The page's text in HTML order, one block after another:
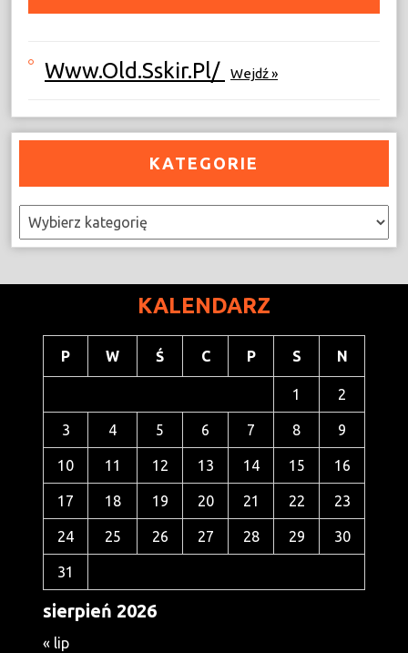
Www.old.sskir.pl/ Wejdź »
KATEGORIE
Kategorie
KALENDARZ
sierpień 2026
P W Ś C P S N
1 2
3 4 5 6 7 8 9
10 11 12 13 14 15 16
17 18 19 20 21 22 23
24 25 26 27 28 29 30
31
« lip